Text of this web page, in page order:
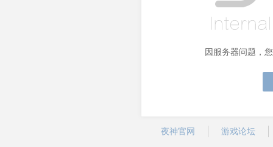
因服务器问题，
夜神官网 游戏论坛